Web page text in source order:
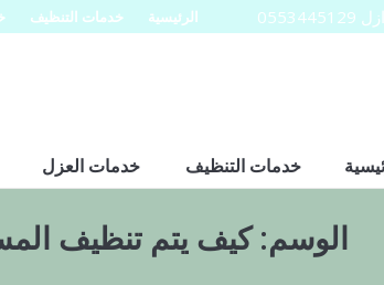
الرئيسية خدمات التنظيف
خدمات التنظيف خدمات العزل
الوسم:كيف يتم تنظيف